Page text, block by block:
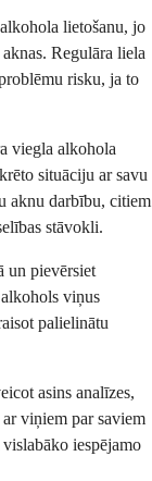
lietošanu, jo
Regulāra liela
risku, ja to
viegla alkohola
situāciju ar savu
aknu darbību, citiem
stāvokli.
un pievērsiet
viņus
palielinātu
asins analīzes,
viņiem par saviem
iespējamo